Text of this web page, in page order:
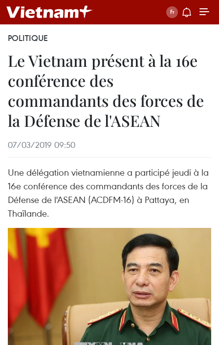
POLITIQUE
Le Vietnam présent à la 16e
conférence des
commandants des forces de
la Défense de l'ASEAN
07/03/2019 09:50
Une délégation vietnamienne a participé jeudi à la
16e conférence des commandants des forces de la
Défense de l'ASEAN (ACDFM-16) à Pattaya, en
Thaïlande.